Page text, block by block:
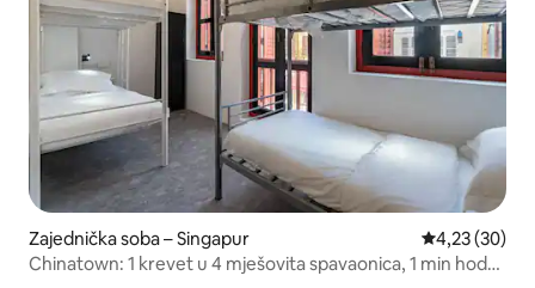
Zajednička soba – Singapur Prosječna
4,23 (30)
Chinatown: 1 krevet u 4 mješovita spavaonica, 1 min hoda